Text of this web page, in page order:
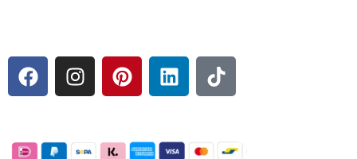
F
A
C
B
I
N
S
A
P
I
N
E
L
I
N
E
T
I
K
O